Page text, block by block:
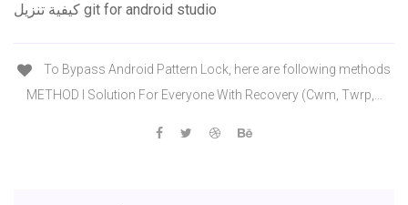
كيفية تنزيل git for android studio
To Bypass Android Pattern Lock, here are following methods
METHOD I Solution For Everyone With Recovery (Cwm, Twrp,…